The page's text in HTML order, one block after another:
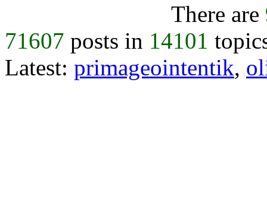
There are
71607 posts in 14101
Latest: primageointentik,